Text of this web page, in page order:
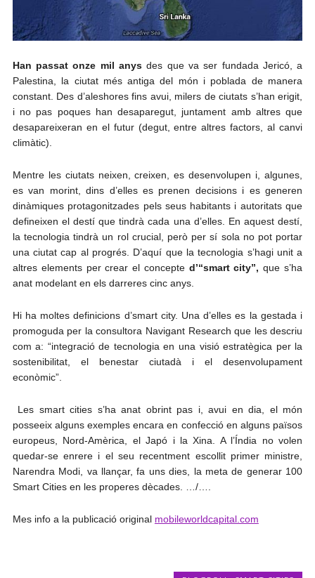
Han passat onze mil anys des que va ser fundada Jericó, a
Palestina, la ciutat més antiga del món i poblada de manera
constant. Des d’aleshores fins avui, milers de ciutats s’han erigit,
i no pas poques han desaparegut, juntament amb altres que
desapareixeran en el futur (degut, entre altres factors, al canvi
climàtic).
Mentre les ciutats neixen, creixen, es desenvolupen i, algunes,
es van morint, dins d’elles es prenen decisions i es generen
dinàmiques protagonitzades pels seus habitants i autoritats que
defineixen el destí que tindrà cada una d’elles. En aquest destí,
la tecnologia tindrà un rol crucial, però per sí sola no pot portar
una ciutat cap al progrés. D’aquí que la tecnologia s’hagi unit a
altres elements per crear el concepte d’“smart city”, que s’ha
anat modelant en els darreres cinc anys.
Hi ha moltes definicions d’smart city. Una d’elles es la gestada i
promoguda per la consultora Navigant Research que les descriu
com a: “integració de tecnologia en una visió estratègica per la
sostenibilitat, el benestar ciutadà i el desenvolupament
econòmic”.
Les smart cities s’ha anat obrint pas i, avui en dia, el món
posseeix alguns exemples encara en confecció en alguns països
europeus, Nord-Amèrica, el Japó i la Xina. A l’Índia no volen
quedar-se enrere i el seu recentment escollit primer ministre,
Narendra Modi, va llançar, fa uns dies, la meta de generar 100
Smart Cities en les properes dècades. …/….
Mes info a la publicació original mobileworldcapital.com